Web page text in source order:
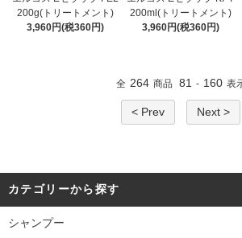
200g(トリートメント)
3,960円(税360円)
200ml(トリートメント)
3,960円(税360円)
全 264 商品 81 - 160 表
< Prev Next >
カテゴリーから探す
シャンプー